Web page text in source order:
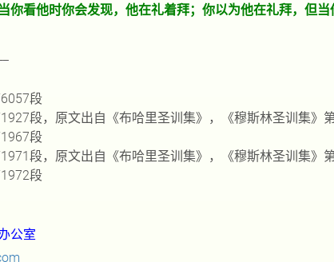
你看他时你会发现，他在礼着拜；你以为他在礼拜，但
6057段
1927段，原文出自《布哈里圣训集》，《穆斯林圣训集》
1967段
1971段，原文出自《布哈里圣训集》，《穆斯林圣训集》
1972段
公室